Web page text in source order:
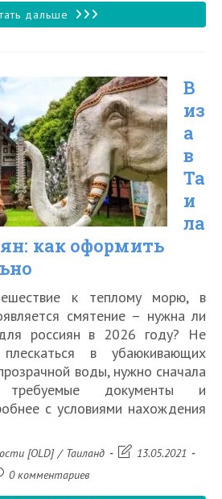
дальше Медицинская
поездки
в
Таиланд
В
из
а
в
Та
и
ла
как оформить
к теплому морю, в
смятение – нужна ли
россиян в 2026 году? Не
в убаюкивающих
воды, нужно сначала
документы и
с условиями нахождения
[OLD] / Таиланд
Запись13.05.2021
0 комментариев